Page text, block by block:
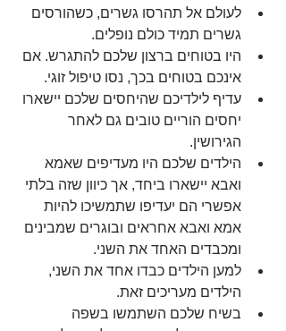
לעולם אל תהרסו גשרים, כשהורסים
גשרים תמיד כולם נופלים.
היו בטוחים ברצון שלכם להתגרש. אם
אינכם בטוחים בכך, נסו טיפול זוגי.
עדיף לילדיכם שהיחסים שלכם יישארו
יחסים הוריים טובים גם לאחר
הגירושין.
הילדים שלכם היו מעדיפים שאמא
ואבא יישארו ביחד, אך כיוון שזה בלתי
אפשרי הם יעדיפו שתמשיכו להיות
אמא ואבא אחראים ובוגרים שמבינים
ומכבדים האחד את השני.
למען הילדים כבדו אחד את השני,
הילדים מעריכים זאת.
בשיח שלכם השתמשו בשפה